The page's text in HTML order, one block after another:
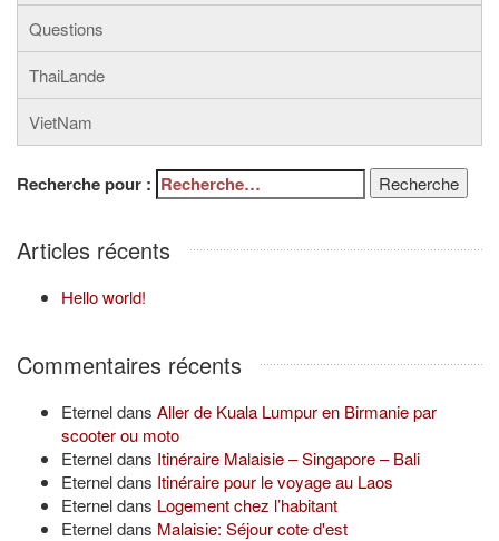
Questions
ThaiLande
VietNam
Recherche pour : Recherche
Articles récents
Hello world!
Commentaires récents
Eterneldans Aller de Kuala Lumpur en Birmanie par
scooter ou moto
Eterneldans Itinéraire Malaisie – Singapore – Bali
Eterneldans Itinéraire pour le voyage au Laos
Eterneldans Logement chez l’habitant
Eterneldans Malaisie: Séjour cote d'est